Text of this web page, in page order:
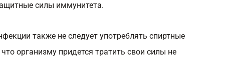
силы иммунитета.
также не следует употреблять спиртные
организму придется тратить свои силы не